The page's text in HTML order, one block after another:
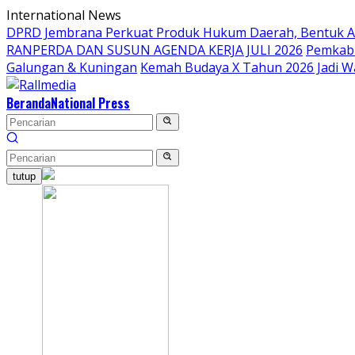
Langsung
ke
konten
International News
DPRD Jembrana Perkuat Produk Hukum Daerah, Bentuk
RANPERDA DAN SUSUN AGENDA KERJA JULI 2026
Galungan & Kuningan Kemah Budaya X Tahun 2026 Jadi
BerandaNational Press
tutup